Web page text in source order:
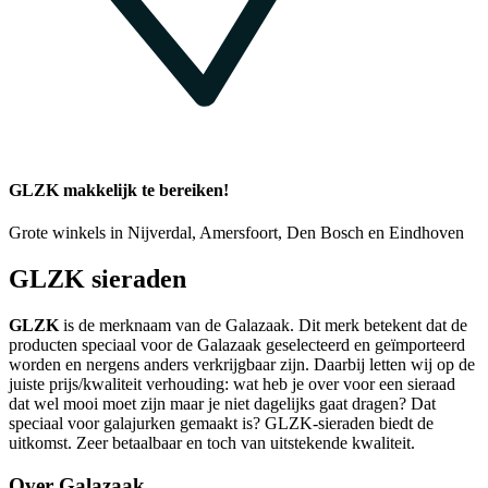
GLZK makkelijk te bereiken!
Grote winkels in Nijverdal, Amersfoort, Den Bosch en Eindhoven
GLZK sieraden
GLZK is de merknaam van de Galazaak. Dit merk betekent dat de
producten speciaal voor de Galazaak geselecteerd en geïmporteerd
worden en nergens anders verkrijgbaar zijn. Daarbij letten wij op de
juiste prijs/kwaliteit verhouding: wat heb je over voor een sieraad
dat wel mooi moet zijn maar je niet dagelijks gaat dragen? Dat
speciaal voor galajurken gemaakt is? GLZK-sieraden biedt de
uitkomst. Zeer betaalbaar en toch van uitstekende kwaliteit.